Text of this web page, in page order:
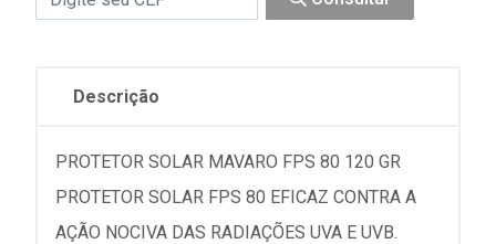
Descrição
PROTETOR SOLAR MAVARO FPS 80 120 GR
PROTETOR SOLAR FPS 80 EFICAZ CONTRA A
AÇÃO NOCIVA DAS RADIAÇÕES UVA E UVB.